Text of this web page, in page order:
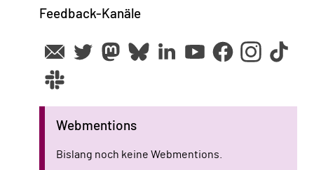
Feedback-Kanäle
Webmentions
Bislang noch keine Webmentions.